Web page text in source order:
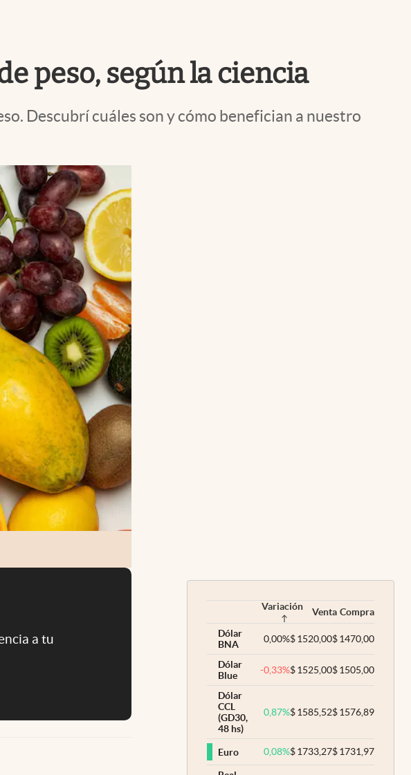
peso, según la ciencia
Descubrí cuáles son y cómo benefician a nuestro
a tu
Variación Venta Compra
Dólar
BNA
0,00%$1520,00$1470,00
Dólar
Blue
-0,33%$1525,00$1505,00
Dólar
CCL
(GD30,
48 hs)
0,87%$1585,52$1576,89
Euro 0,08%$1733,27$1731,97